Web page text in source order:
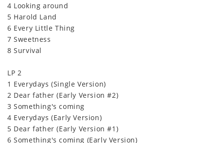
4 Looking around
5 Harold Land
6 Every Little Thing
7 Sweetness
8 Survival
LP 2
1 Everydays (Single Version)
2 Dear father (Early Version #2)
3 Something's coming
4 Everydays (Early Version)
5 Dear father (Early Version #1)
6 Something's coming (Early Version)